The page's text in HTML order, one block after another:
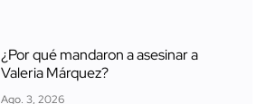
¿Por qué mandaron a asesinar a
Valeria Márquez?
Ago. 3, 2026